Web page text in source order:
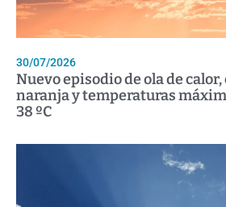
30/07/2026
Nuevo episodio de ola de
naranja y temperaturas
38 ºC